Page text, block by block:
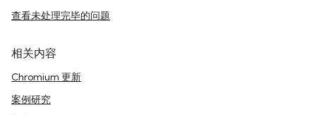
查看未处理完毕的问题
相关内容
Chromium 更新
案例研究